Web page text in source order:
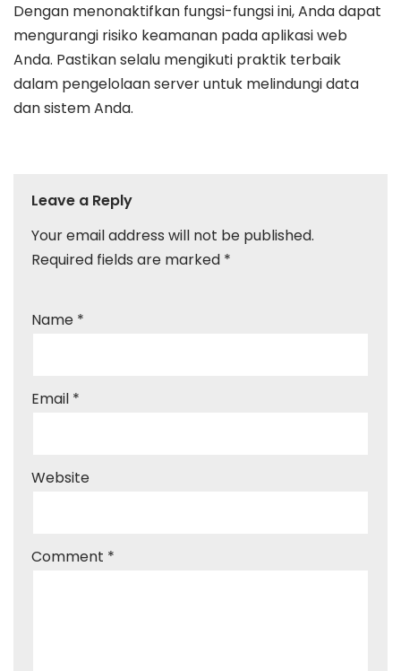
Dengan menonaktifkan fungsi-fungsi ini, Anda dapat
mengurangi risiko keamanan pada aplikasi web
Anda. Pastikan selalu mengikuti praktik terbaik
dalam pengelolaan server untuk melindungi data
dan sistem Anda.
Leave a Reply
Your email address will not be published.
Required fields are marked *
Name *
Email *
Website
Comment *